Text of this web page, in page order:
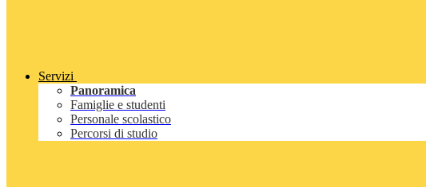
Servizi
Panoramica
Famiglie e studenti
Personale scolastico
Percorsi di studio